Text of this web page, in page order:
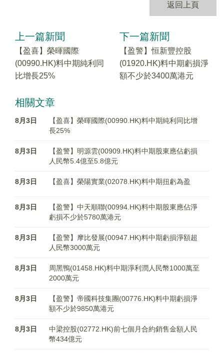
返回上頁
上一篇新聞
【盈喜】榮暉國際
(00990.HK)料中期純利同
比增長25%
下一篇新聞
【盈警】恒新豐控股
(01920.HK)料中期虧損淨
額不少於3400萬港元
相關文章
8月3日
【盈喜】榮暉國際(00990.HK)料中期純利同比增
長25%
8月3日
【盈警】明源雲(00909.HK)料中期股東應佔虧損
人民幣5.4億至5.8億元
8月3日 【盈喜】榮陽實業(02078.HK)料中期扭虧為盈
8月3日
【盈警】中天順聯(00994.HK)料中期股東應佔淨
虧損不少於5780萬港元
8月3日
【盈警】摩比發展(00947.HK)料中期虧損淨額超
人民幣3000萬元
8月3日
周黑鴨(01458.HK)料中期淨利潤人民幣1000萬至
2000萬元
8月3日
【盈警】帝國科技集團(00776.HK)料中期虧損淨
額不少於9850萬港元
8月3日
中梁控股(02772.HK)前七個月合約銷售金額人民
幣434億元